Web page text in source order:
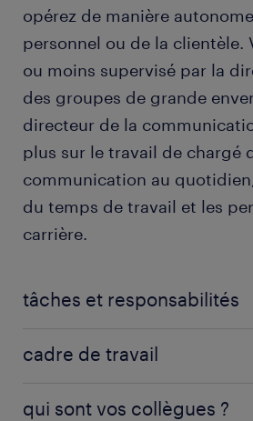
opérez de manière
personnel ou de la clientèle.
ou moins supervisé par la
des groupes de grande
directeur de la
plus sur le travail de chargé
communication au
du temps de travail et les
carrière.
tâches et responsabilités
quotidien autour de tâches
à atteindre, l'ampleur et la durée
cadre de travail
avant tout en intérieur dans des
qui sont vos collègues ?